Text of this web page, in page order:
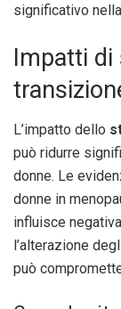
significativo
Impatti
L’impatto dello
può ridurre
donne. Le
donne in
influisce
l’alterazione
può